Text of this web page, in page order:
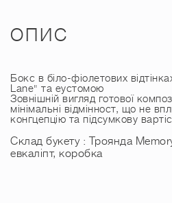
ОПИС
Бокс в біло-фіолетових
Lane" та еустомою
Зовнішній вигляд готової
мінімальні відмінност, що не
конгцепцію та підсумкову
Склад букету : Троянда
евкаліпт, коробка